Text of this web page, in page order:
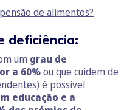
de alimentos?
deficiência:
um grau de
a 60%ou que cuidem de
é possível
educação e a